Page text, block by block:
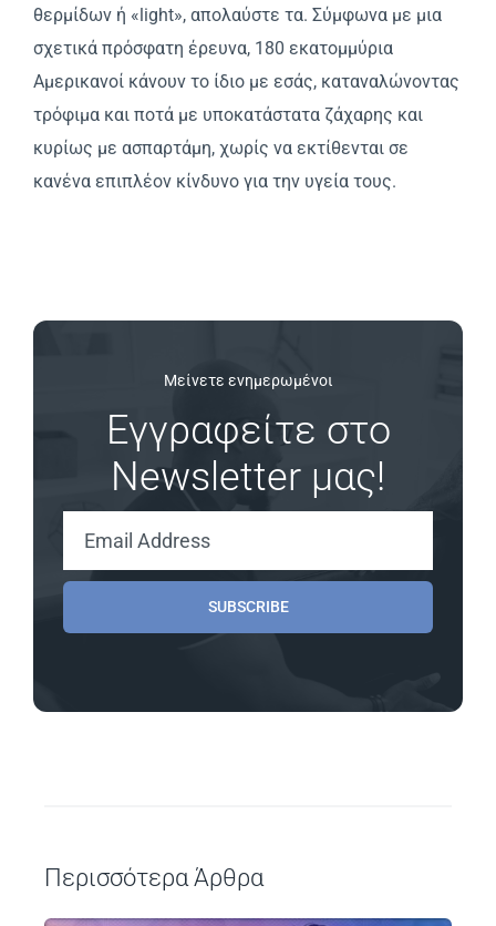
θερμίδων ή «light», απολαύστε τα. Σύμφωνα με μια
σχετικά πρόσφατη έρευνα, 180 εκατομμύρια
Αμερικανοί κάνουν το ίδιο με εσάς, καταναλώνοντας
τρόφιμα και ποτά με υποκατάστατα ζάχαρης και
κυρίως με ασπαρτάμη, χωρίς να εκτίθενται σε
κανένα επιπλέον κίνδυνο για την υγεία τους.
Μείνετε ενημερωμένοι
Εγγραφείτε στο
Newsletter μας!
SUBSCRIBE
Περισσότερα Άρθρα